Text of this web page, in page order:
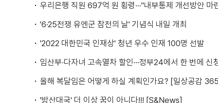
우리은행 직원 697억 원 횡령···"내부통제 개선방안 마
'6·25전쟁 유엔군 참전의 날' 기념식 내일 개최
'2022 대한민국 인재상' 청년 우수 인재 100명 선발
임산부·다자녀 고속열차 할인···정부24에서 한 번에 신
올해 복달임은 어떻게 하실 계획인가요? [일상공감
'방산대국' 더 이상 꿈이 아니다!!! [S&News]